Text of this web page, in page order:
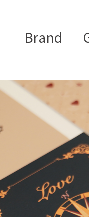
Brand